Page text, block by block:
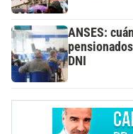
ANSES:
DNI